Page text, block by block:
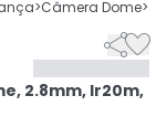
>Câmera Dome>

2.8mm, Ir20m,